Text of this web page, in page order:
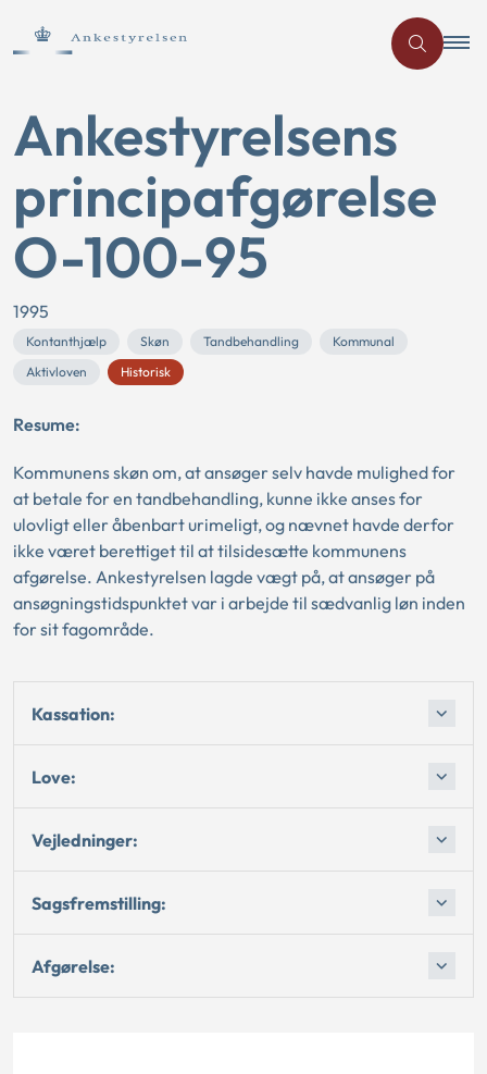
Ankestyrelsens
principafgørelse
O-100-95
1995
Kontanthjælp Skøn Tandbehandling
Kommunal
Aktivloven
Historisk
Resume:
Kommunens skøn om, at ansøger selv havde mulighed for
at betale for en tandbehandling, kunne ikke anses for
ulovligt eller åbenbart urimeligt, og nævnet havde derfor
ikke været berettiget til at tilsidesætte kommunens
afgørelse. Ankestyrelsen lagde vægt på, at ansøger på
ansøgningstidspunktet var i arbejde til sædvanlig løn inden
for sit fagområde.
Kassation:
Love:
Vejledninger:
Sagsfremstilling:
Afgørelse: